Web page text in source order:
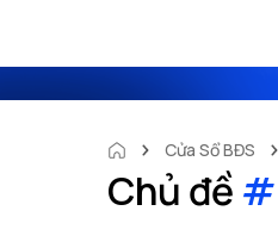
Cửa Sổ BĐS
Chủ đề #